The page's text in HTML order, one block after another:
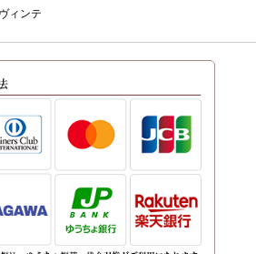
ィンテ